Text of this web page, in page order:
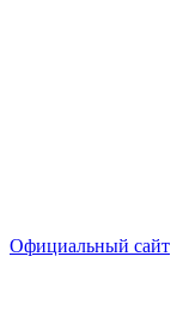
Официальный сайт